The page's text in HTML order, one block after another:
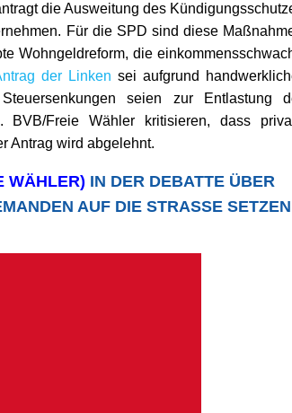
die Ausweitung des
Für die SPD sind diese
Wohngeldreform, die
der Linken sei aufgrund
seien zur Entlastung
Freie Wähler kritisieren, dass
Antrag wird abgelehnt.
WÄHLER) IN DER DEBATTE ÜBER
AUF DIE STRASSE SETZEN –